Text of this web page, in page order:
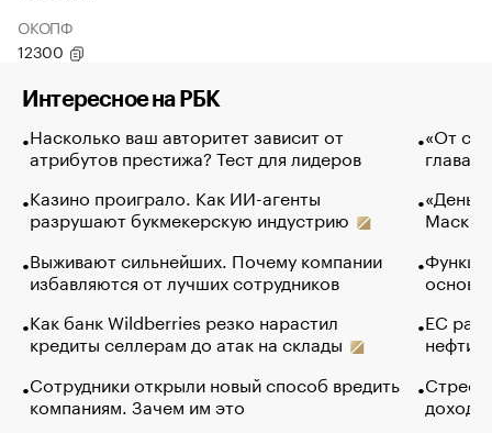
ОКОПФ
12300
Интересное на РБК
Насколько ваш авторитет зависит от
атрибутов престижа? Тест для лидеров
Казино проиграло. Как ИИ-агенты
разрушают букмекерскую индустрию
Выживают сильнейших. Почему компании
избавляются от лучших сотрудников
Как банк Wildberries резко нарастил
кредиты селлерам до атак на склады
Сотрудники открыли новый способ вредить
компаниям. Зачем им это
«От
глава
Маск в
основ
ЕС
нефти